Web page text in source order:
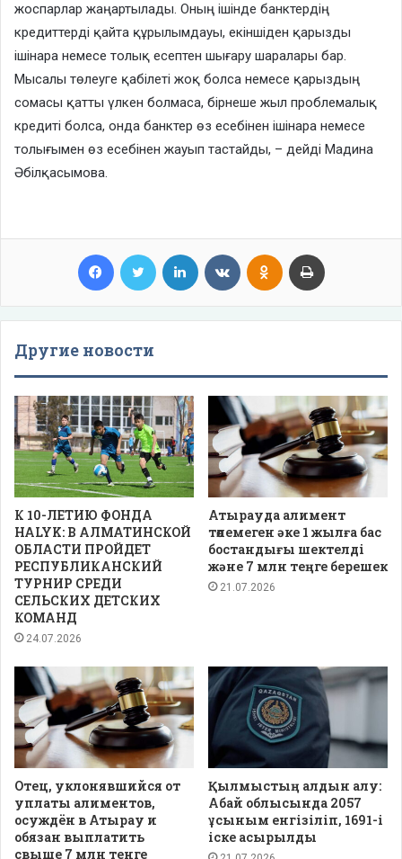
жоспарлар жаңартылады. Оның ішінде банктердің
кредиттерді қайта құрылымдауы, екіншіден қарызды
ішінара немесе толық есептен шығару шаралары бар.
Мысалы төлеуге қабілеті жоқ болса немесе қарыздың
сомасы қатты үлкен болмаса, бірнеше жыл проблемалық
кредиті болса, онда банктер өз есебінен ішінара немесе
толығымен өз есебінен жауып тастайды, – дейді Мадина
Әбілқасымова.
Facebook Twitter LinkedIn VKontakteOdnoklassniki
Другие новости
К 10-ЛЕТИЮ ФОНДА
HALYK: В АЛМАТИНСКОЙ
ОБЛАСТИ ПРОЙДЕТ
РЕСПУБЛИКАНСКИЙ
ТУРНИР СРЕДИ
СЕЛЬСКИХ ДЕТСКИХ
КОМАНД
24.07.2026
Атырауда алимент
төлемеген әке 1 жылға бас
бостандығы шектелді
және 7 млн теңге берешек
21.07.2026
Отец, уклонявшийся от
уплаты алиментов,
осуждён в Атырау и
обязан выплатить
свыше 7 млн тенге
Қылмыстың алдын алу:
Абай облысында 2057
ұсыным енгізіліп, 1691-і
іске асырылды